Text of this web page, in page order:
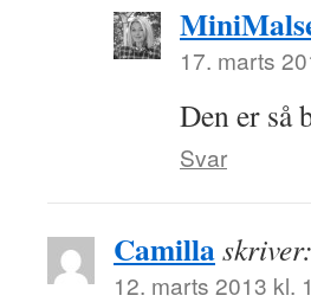
17. marts
Den er
Svar
Camillaskriver:
12. marts 2013 kl.